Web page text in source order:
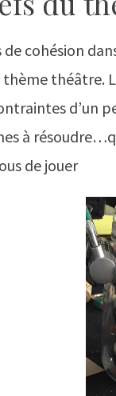
cohésion
thème théâtre.
d’un
à
de jouer